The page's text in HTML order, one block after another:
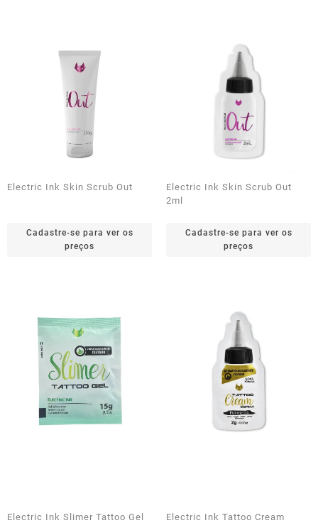
Electric Ink Skin Scrub Out
Cadastre-se para ver os
preços
Electric Ink Skin Scrub Out
2ml
Cadastre-se para ver os
preços
Electric Ink Slimer Tattoo Gel
Electric Ink Tattoo Cream